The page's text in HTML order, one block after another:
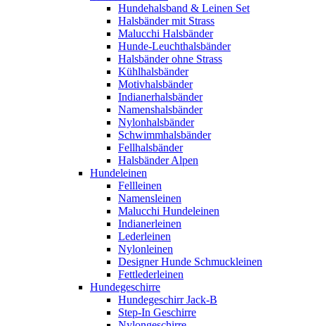
Hundehalsband & Leinen Set
Halsbänder mit Strass
Malucchi Halsbänder
Hunde-Leuchthalsbänder
Halsbänder ohne Strass
Kühlhalsbänder
Motivhalsbänder
Indianerhalsbänder
Namenshalsbänder
Nylonhalsbänder
Schwimmhalsbänder
Fellhalsbänder
Halsbänder Alpen
Hundeleinen
Fellleinen
Namensleinen
Malucchi Hundeleinen
Indianerleinen
Lederleinen
Nylonleinen
Designer Hunde Schmuckleinen
Fettlederleinen
Hundegeschirre
Hundegeschirr Jack-B
Step-In Geschirre